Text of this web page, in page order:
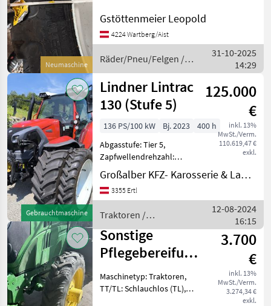
Neumaschine
Allinace 210/95R32
119A8/116D Scheibenrad
7x32 Spur 1400/ AW1854 6-
Gstöttenmeier Leopold
4224 Wartberg/Aist
Räder/Pneu/Felgen /
Sonstige
31-10-2025
14:29
Gebrauchtmaschine
Lindner Lintrac
130 (Stufe 5)
125.000
€
inkl. 13%
MwSt./Verm.
110.619,47 €
exkl.
136 PS/100 kW Bj. 2023
400 h
Abgasstufe: Tier 5,
Zapfwellendrehzahl:
430/540/750/1000,
Bolzengröße
Anhängevorrichtung (mm):
Turbolader mit
Ladeluftkühlung,
Höchstgeschwindigkeit in
Großalber KFZ- Karosserie & Landtechnik e.U.
3355 Ertl
Traktoren /
Lindner
12-08-2024
16:15
Sonstige
Pflegebereifung
Taurus Soilsaver
3.700
€
inkl. 13%
MwSt./Verm.
3.274,34 €
exkl.
Maschinetyp: Traktoren,
TT/TL: Schlauchlos (TL),